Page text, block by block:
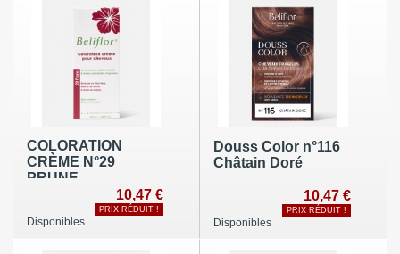
COLORATION
CRÈME N°29
PRUNE
10,47 €
PRIX RÉDUIT !
Disponibles
Douss Color n°116
Châtain Doré
10,47 €
PRIX RÉDUIT !
Disponibles